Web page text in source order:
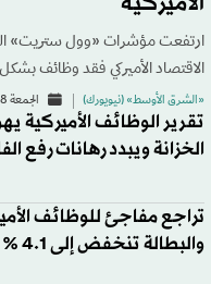
ارتفعت مؤشرات «وول ستريت»
الاقتصاد الأميركي فقد وظائف
«الشرق الأوسط» (نيويورك) الجمعة 07/08 - 15:37
تقرير الوظائف الأميركية
الخزانة ويبدد رهانات رفع
تراجع مفاجئ للوظائف
والبطالة تنخفض إلى 4.1 %